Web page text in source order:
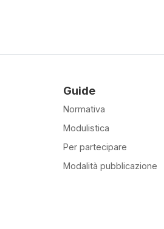
Guide
Normativa
Modulistica
Per partecipare
Modalità pubblicazione